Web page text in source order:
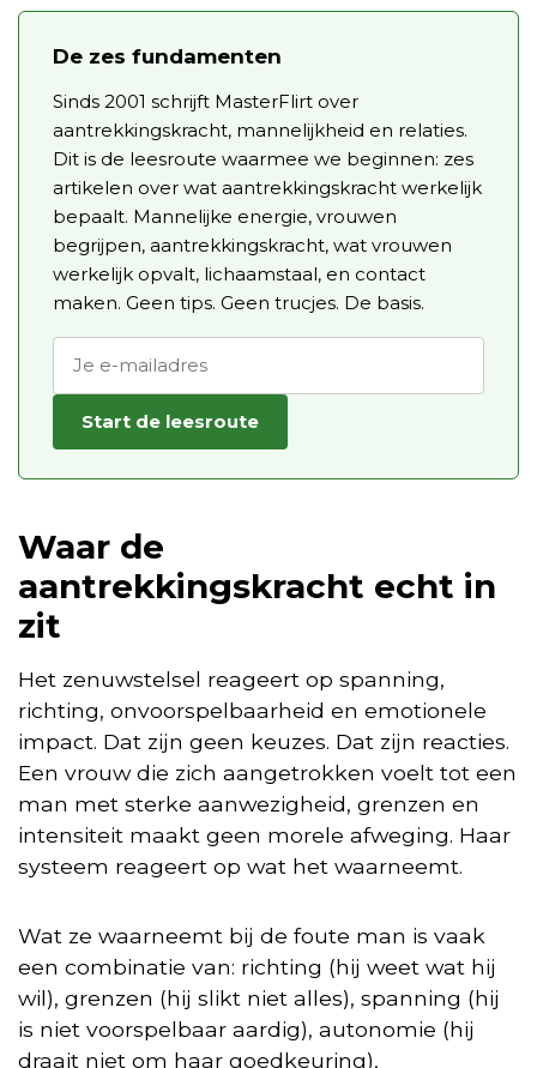
De zes fundamenten
Sinds 2001 schrijft MasterFlirt over
aantrekkingskracht, mannelijkheid en relaties.
Dit is de leesroute waarmee we beginnen: zes
artikelen over wat aantrekkingskracht werkelijk
bepaalt. Mannelijke energie, vrouwen
begrijpen, aantrekkingskracht, wat vrouwen
werkelijk opvalt, lichaamstaal, en contact
maken. Geen tips. Geen trucjes. De basis.
Start de leesroute
Waar de
aantrekkingskracht echt in
zit
Het zenuwstelsel reageert op spanning,
richting, onvoorspelbaarheid en emotionele
impact. Dat zijn geen keuzes. Dat zijn reacties.
Een vrouw die zich aangetrokken voelt tot een
man met sterke aanwezigheid, grenzen en
intensiteit maakt geen morele afweging. Haar
systeem reageert op wat het waarneemt.
Wat ze waarneemt bij de foute man is vaak
een combinatie van: richting (hij weet wat hij
wil), grenzen (hij slikt niet alles), spanning (hij
is niet voorspelbaar aardig), autonomie (hij
draait niet om haar goedkeuring),